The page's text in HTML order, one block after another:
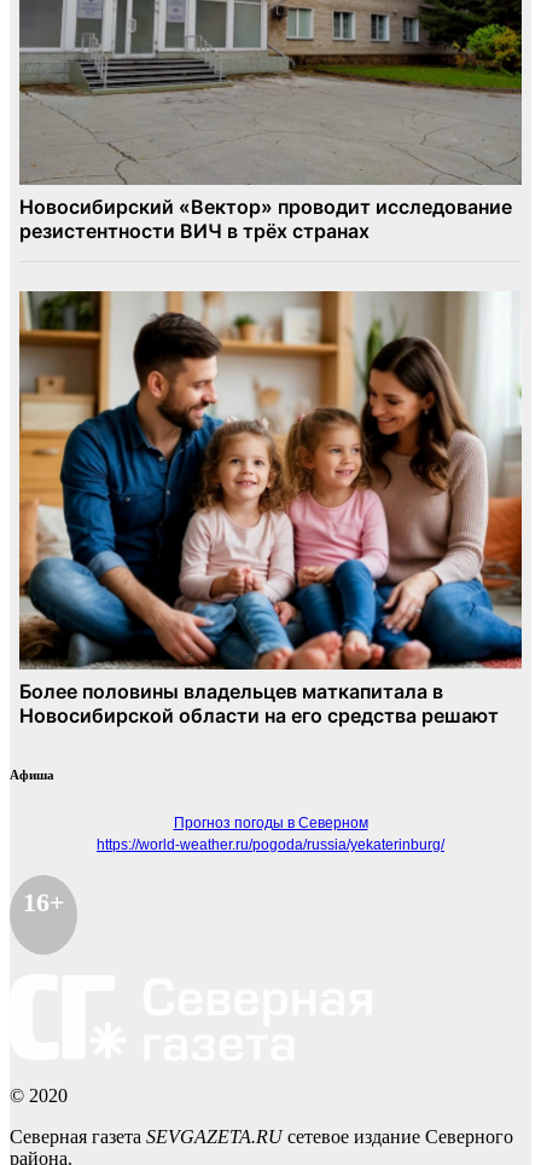
Афиша
Прогноз погоды в Северном
https://world-weather.ru/pogoda/russia/yekaterinburg/
16+
© 2020
Северная газета SEVGAZETA.RUсетевое издание Северного
района.